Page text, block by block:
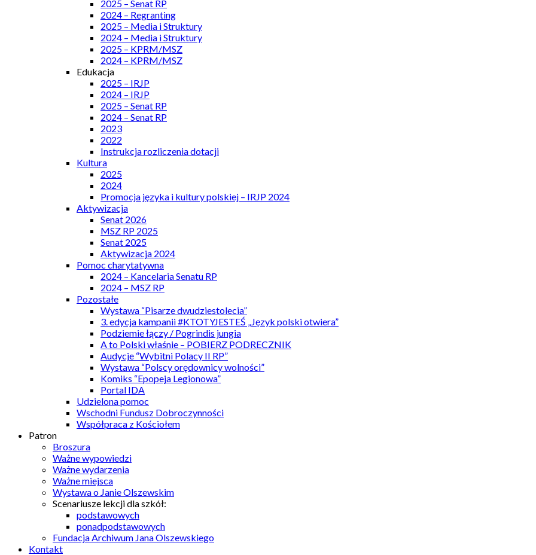
2025 – Senat RP
2024 – Regranting
2025 – Media i Struktury
2024 – Media i Struktury
2025 – KPRM/MSZ
2024 – KPRM/MSZ
Edukacja
2025 – IRJP
2024 – IRJP
2025 – Senat RP
2024 – Senat RP
2023
2022
Instrukcja rozliczenia dotacji
Kultura
2025
2024
Promocja języka i kultury polskiej – IRJP 2024
Aktywizacja
Senat 2026
MSZ RP 2025
Senat 2025
Aktywizacja 2024
Pomoc charytatywna
2024 – Kancelaria Senatu RP
2024 – MSZ RP
Pozostałe
Wystawa “Pisarze dwudziestolecia”
3. edycja kampanii #KTOTYJESTEŚ „Język polski otwiera”
Podziemie łączy / Pogrindis jungia
A to Polski właśnie – POBIERZ PODRECZNIK
Audycje “Wybitni Polacy II RP”
Wystawa “Polscy orędownicy wolności”
Komiks “Epopeja Legionowa”
Portal IDA
Udzielona pomoc
Wschodni Fundusz Dobroczynności
Współpraca z Kościołem
Patron
Broszura
Ważne wypowiedzi
Ważne wydarzenia
Ważne miejsca
Wystawa o Janie Olszewskim
Scenariusze lekcji dla szkół:
podstawowych
ponadpodstawowych
Fundacja Archiwum Jana Olszewskiego
Kontakt